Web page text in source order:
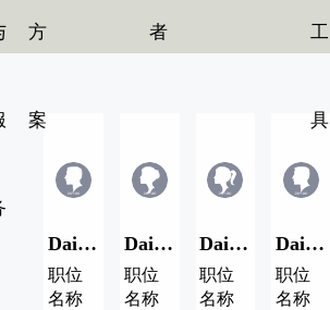
方
案
者 工
具
Dai Name/代用名08
职位
名称
Dai Name/代用名07
职位
名称
Dai Name/代用名06
职位
名称
Dai Name/代用名05
职位
名称